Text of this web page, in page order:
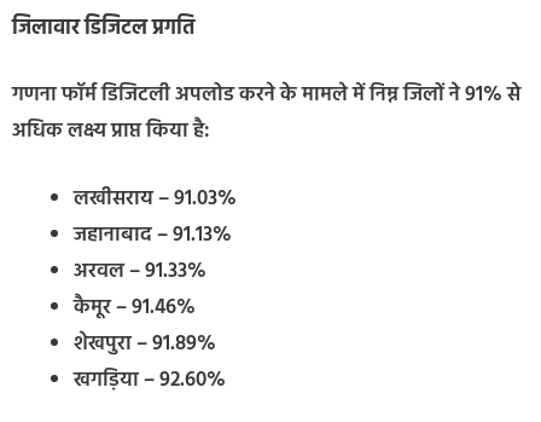
जिलावार डिजिटल प्रगति
गणना फॉर्म डिजिटली अपलोड करने के मामले में निम्न जिलों ने 91% से
अधिक लक्ष्य प्राप्त किया है:
लखीसराय – 91.03%
जहानाबाद – 91.13%
अरवल – 91.33%
कैमूर – 91.46%
शेखपुरा – 91.89%
खगड़िया – 92.60%